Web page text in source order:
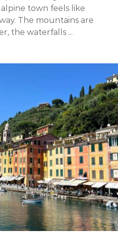
town feels like
The mountains are
the waterfalls ...